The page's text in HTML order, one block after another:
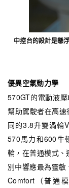
中控台的設計是懸
優異空氣動力學
570GT的電動液
幫助駕駛者在高
同的3.8升雙渦輪
570馬力和600牛
輪，在普通模式、
別中響應最為靈
Comfort（普通